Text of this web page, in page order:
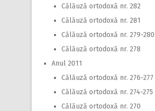
Călăuză ortodoxă nr. 282
Călăuză ortodoxă nr. 281
Călăuză ortodoxă nr. 279-280
Călăuză ortodoxă nr. 278
Anul 2011
Călăuză ortodoxă nr. 276-277
Călăuză ortodoxă nr. 274-275
Călăuză ortodoxă nr. 270